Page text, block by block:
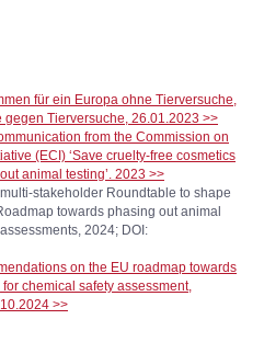
für ein Europa ohne Tierversuche,
gegen Tierversuche, 26.01.2023 >>
from the Commission on
(ECI) ‘Save cruelty-free cosmetics
animal testing’. 2023 >>
stakeholder Roundtable to shape
towards phasing out animal
2024; DOI:
on the EU roadmap towards
chemical safety assessment,
>>